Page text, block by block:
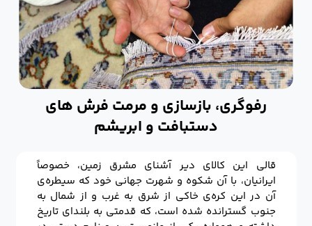
رفوگری، بازسازی و مرمت فرش های
دستبافت و ابریشم
قالی این کالای دیر آشنای مشرق زمین، خصوصاً
ایرانیان، با آن شکوه و شهرت جهانی خود که سیطره‌ی
آن در این کره‌ی خاکی از شرق به غرب و از شمال به
جنوب گسترانده شده است، که قدمتی به بلندای تاریخ